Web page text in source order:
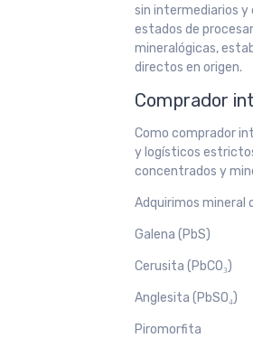
sin intermediarios y
estados de
mineralógicas,
directos en origen.
Comprador
Como comprador
y logísticos
concentrados y
Adquirimos mineral
Galena (PbS)
Cerusita (PbCO₃)
Anglesita (PbSO₄)
Piromorfita